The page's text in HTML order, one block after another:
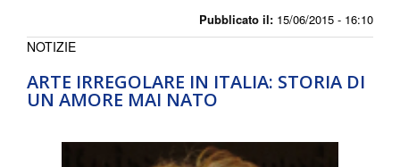
Pubblicato il: 15/06/2015 - 16:10
ARTE IRREGOLARE IN ITALIA: STORIA DI
UN AMORE MAI NATO
NOTIZIE